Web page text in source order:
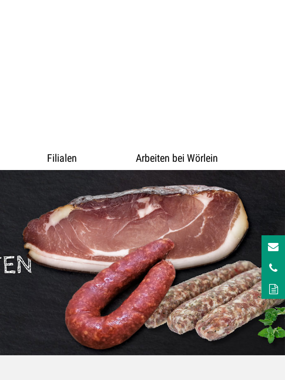
Filialen Arbeiten bei Wörlein